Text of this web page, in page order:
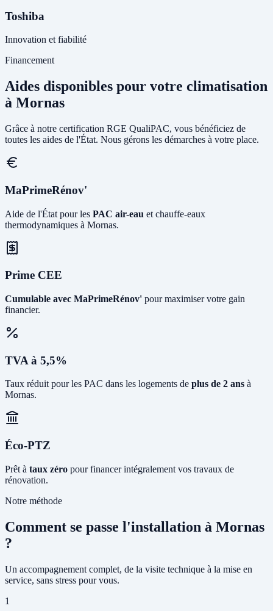
Toshiba
Innovation et fiabilité
Financement
Aides disponibles pour votre climatisation
à Mornas
Grâce à notre certification RGE QualiPAC, vous bénéficiez de
toutes les aides de l'État. Nous gérons les démarches à votre place.
MaPrimeRénov'
Aide de l'État pour les PAC air-eau et chauffe-eaux
thermodynamiques à Mornas.
Prime CEE
Cumulable avec MaPrimeRénov' pour maximiser votre gain
financier.
TVA à 5,5%
Taux réduit pour les PAC dans les logements de plus de 2 ans à
Mornas.
Éco-PTZ
Prêt à taux zéro pour financer intégralement vos travaux de
rénovation.
Notre méthode
Comment se passe l'installation à Mornas
?
Un accompagnement complet, de la visite technique à la mise en
service, sans stress pour vous.
1